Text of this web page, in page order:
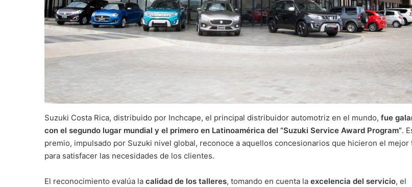
Suzuki Costa Rica, distribuido por Inchcape, el principal distribuidor automotriz en el mundo, fue
con el segundo lugar mundial y el primero en Latinoamérica del “Suzuki Service Award Program”.
premio, impulsado por Suzuki nivel global, reconoce a aquellos concesionarios que hicieron el mejor
para satisfacer las necesidades de los clientes.
El reconocimiento evalúa la calidad de los talleres, tomando en cuenta la excelencia del servicio, el